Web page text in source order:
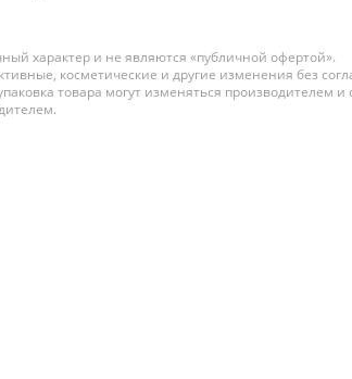
характер и не являются «публичной офертой».
косметические и другие изменения без
товара могут изменяться производителем и